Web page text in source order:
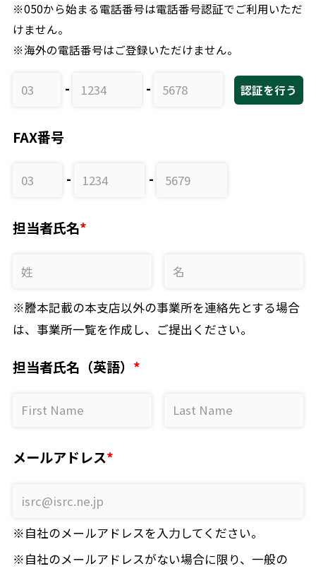
※050から始まる電話番号は電話番号認証でご利用いただ
けません。
※海外の電話番号はご登録いただけません。
認証を行う
FAX番号
担当者氏名
※謄本記載の本支店以外の事業所を連絡先とする場合
は、事業所一覧を作成し、ご提出ください。
担当者氏名（英語）
メールアドレス
※自社のメールアドレスを入力してください。
※自社のメールアドレスがない場合に限り、一般の